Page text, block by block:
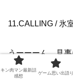
11.CALLING / 氷
うーーーん、見
キン肉マン最新話
感想
ゲーム思い出語り